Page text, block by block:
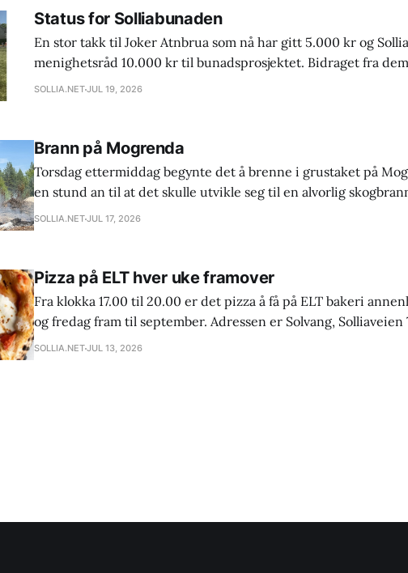
Status for Solliabunaden
En stor takk til Joker Atnbrua som nå har gitt 5.000 kr og Sollia
menighetsråd 10.000 kr til bunadsprosjektet. Bidraget fra
bare mangler kr 12.500,- for å få satt i gang produksjon av stoff
SOLLIA.NETJUL 19, 2026
Brann på Mogrenda
Torsdag ettermiddag begynte det å brenne i grustaket på
en stund an til at det skulle utvikle seg til en alvorlig
observant syklist på den andre siden av dalen meldte fra om
SOLLIA.NETJUL 17, 2026
Pizza på ELT hver uke framover
Fra klokka 17.00 til 20.00 er det pizza å få på ELT bakeri
og fredag fram til september. Adressen er Solvang, Solliaveien
Sollia. Spis i bakeriet eller ta med hjem. Pizza må forhåndsbestilles 2 dager i
SOLLIA.NETJUL 13, 2026